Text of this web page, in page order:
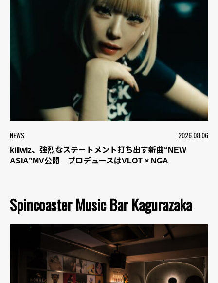
NEWS 2026.08.06
killwiz、強烈なステートメント打ち出す新曲“NEW
ASIA”MV公開 プロデュースはVLOT × NGA
Spincoaster Music Bar Kagurazaka